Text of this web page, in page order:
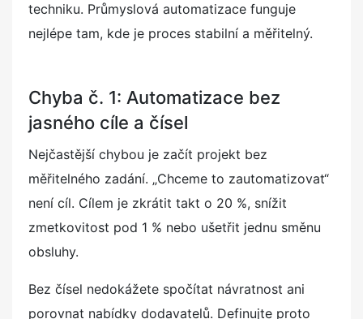
techniku. Průmyslová automatizace funguje
nejlépe tam, kde je proces stabilní a měřitelný.
Chyba č. 1: Automatizace bez
jasného cíle a čísel
Nejčastější chybou je začít projekt bez
měřitelného zadání. „Chceme to zautomatizovat“
není cíl. Cílem je zkrátit takt o 20 %, snížit
zmetkovitost pod 1 % nebo ušetřit jednu směnu
obsluhy.
Bez čísel nedokážete spočítat návratnost ani
porovnat nabídky dodavatelů. Definujte proto